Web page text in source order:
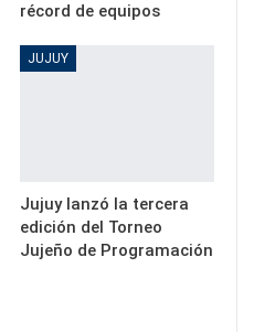
récord de equipos
JUJUY
Jujuy lanzó la tercera
edición del Torneo
Jujeño de Programación